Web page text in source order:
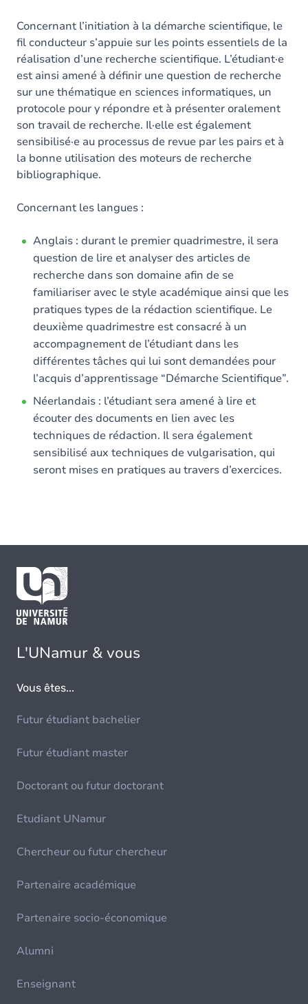
Concernant l’initiation à la démarche scientifique, le
fil conducteur s’appuie sur les points essentiels de la
réalisation d’une recherche scientifique. L’étudiant·e
est ainsi amené à définir une question de recherche
sur une thématique en sciences informatiques, un
protocole pour y répondre et à présenter oralement
son travail de recherche. Il·elle est également
sensibilisé·e au processus de revue par les pairs et à
la bonne utilisation des moteurs de recherche
bibliographique.
Concernant les langues :
Anglais : durant le premier quadrimestre, il sera
question de lire et analyser des articles de
recherche dans son domaine afin de se
familiariser avec le style académique ainsi que les
pratiques types de la rédaction scientifique. Le
deuxième quadrimestre est consacré à un
accompagnement de l’étudiant dans les
différentes tâches qui lui sont demandées pour
l’acquis d’apprentissage “Démarche Scientifique”.
Néerlandais : l’étudiant sera amené à lire et
écouter des documents en lien avec les
techniques de rédaction. Il sera également
sensibilisé aux techniques de vulgarisation, qui
seront mises en pratiques au travers d’exercices.
L'UNamur & vous
Vous êtes...
Futur étudiant bachelier
Futur étudiant master
Doctorant ou futur doctorant
Etudiant UNamur
Chercheur ou futur chercheur
Partenaire académique
Partenaire socio-économique
Alumni
Enseignant